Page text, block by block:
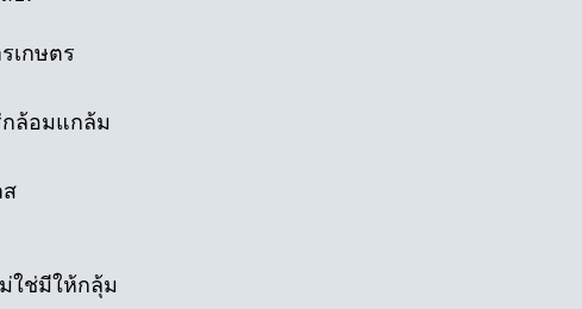
เกษตร
กล้อมแกล้ม
ใช่มีให้กลุ้ม